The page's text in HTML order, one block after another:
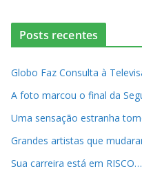
Posts recentes
Globo Faz Consulta à
A foto marcou o final da
Uma sensação estranha
Grandes artistas que
Sua carreira está em RISCO…